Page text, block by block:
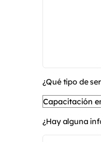
¿Qué tipo de
¿Hay alguna